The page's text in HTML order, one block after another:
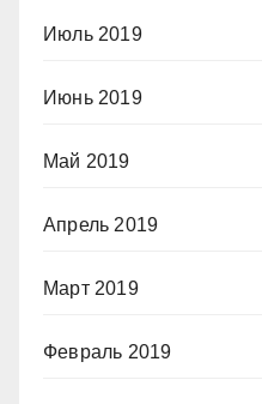
Июль 2019
Июнь 2019
Май 2019
Апрель 2019
Март 2019
Февраль 2019